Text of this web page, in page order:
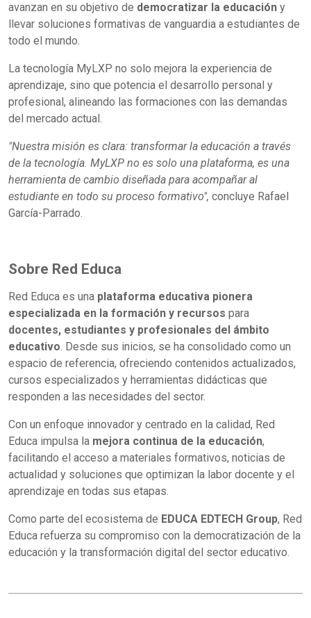
avanzan en su objetivo de democratizar la educación y
llevar soluciones formativas de vanguardia a estudiantes de
todo el mundo.
La tecnología MyLXP no solo mejora la experiencia de
aprendizaje, sino que potencia el desarrollo personal y
profesional, alineando las formaciones con las demandas
del mercado actual.
"Nuestra misión es clara: transformar la educación a través
de la tecnología. MyLXP no es solo una plataforma, es una
herramienta de cambio diseñada para acompañar al
estudiante en todo su proceso formativo", concluye Rafael
García-Parrado.
Sobre Red Educa
Red Educa es una plataforma educativa pionera
especializada en la formación y recursos para
docentes, estudiantes y profesionales del ámbito
educativo. Desde sus inicios, se ha consolidado como un
espacio de referencia, ofreciendo contenidos actualizados,
cursos especializados y herramientas didácticas que
responden a las necesidades del sector.
Con un enfoque innovador y centrado en la calidad, Red
Educa impulsa la mejora continua de la educación,
facilitando el acceso a materiales formativos, noticias de
actualidad y soluciones que optimizan la labor docente y el
aprendizaje en todas sus etapas.
Como parte del ecosistema de EDUCA EDTECH Group, Red
Educa refuerza su compromiso con la democratización de la
educación y la transformación digital del sector educativo.